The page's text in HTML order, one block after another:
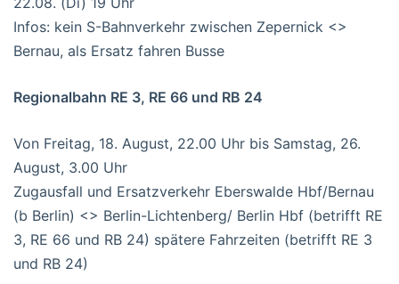
Infos: kein S-Bahnverkehr zwischen Zepernick <>
Bernau, als Ersatz fahren Busse
Regionalbahn RE 3, RE 66 und RB 24
Von Freitag, 18. August, 22.00 Uhr bis Samstag, 26.
August, 3.00 Uhr
Zugausfall und Ersatzverkehr Eberswalde Hbf/Bernau
(b Berlin) <> Berlin-Lichtenberg/ Berlin Hbf (betrifft RE
3, RE 66 und RB 24) spätere Fahrzeiten (betrifft RE 3
und RB 24)